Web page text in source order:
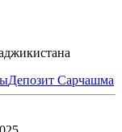
Депозит Сарчашма